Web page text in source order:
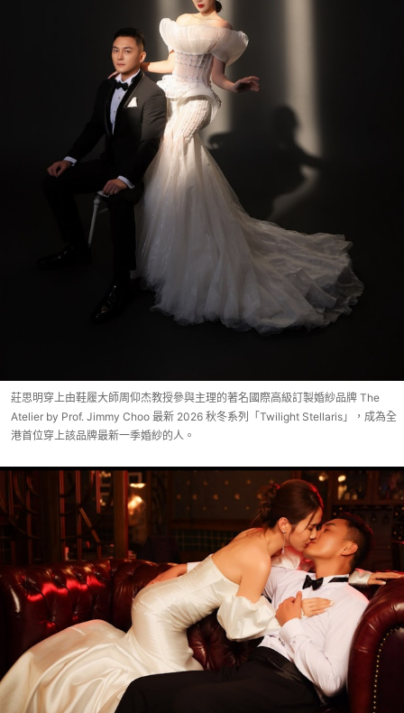
莊思明穿上由鞋履大師周仰杰教授參與主理的著名國際高級訂製婚紗品牌 The
Atelier by Prof. Jimmy Choo 最新 2026 秋冬系列「Twilight Stellaris」，成為全
港首位穿上該品牌最新一季婚紗的人。